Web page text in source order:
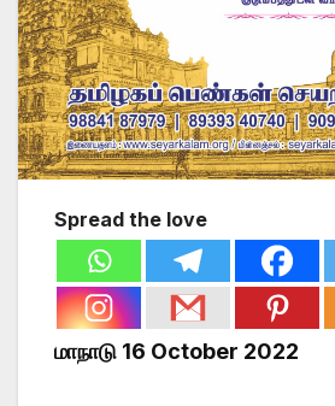
Spread the love
மாநாடு 16 October 2022